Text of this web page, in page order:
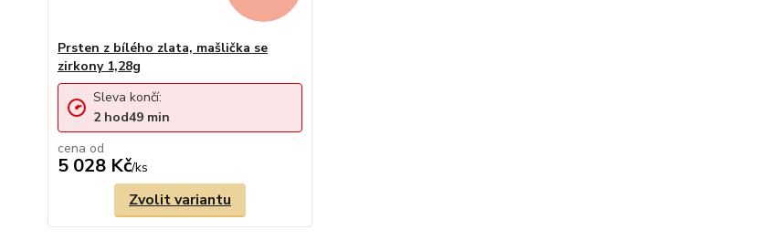
Prsten z bílého zlata, mašlička se
zirkony 1,28g
cena od
5 028 Kč/ks
Sleva končí:
2 hod49 min
Zvolit variantu